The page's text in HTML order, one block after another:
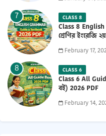
CLASS 8
Class 8
শ্রেণির ইংরেজি
February 17,
CLASS 6
Class 6 All
বই) 2026 PDF
February 14,